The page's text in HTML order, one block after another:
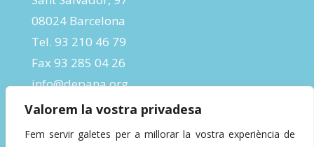
Valorem la vostra privadesa
Fem servir galetes per a millorar la vostra experiència de
08024 Barcelona
Tel. 93 210 46 79
Fax 93 285 04 26
info@depana.org